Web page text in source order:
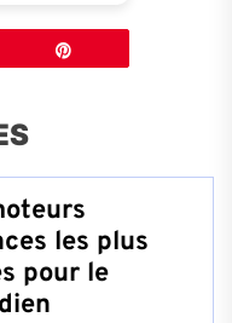
les plus
pour le